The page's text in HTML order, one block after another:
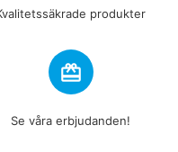
produkter
redeem
Se våra erbjudanden!